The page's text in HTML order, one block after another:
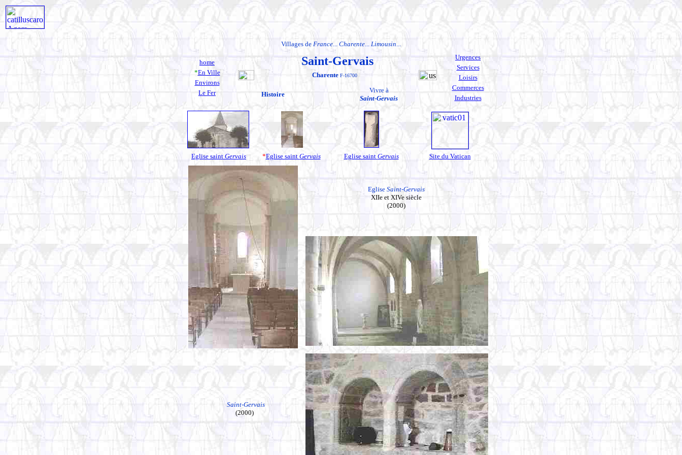
Villages de France... Charente... Limousin...
home
*En Ville
Environs
Le Fer
Saint-Gervais
Charente F-16700
Urgences
Services
Loisirs
Commerces
Industries
Histoire
Vivre à
Saint-Gervais
Eglise saint Gervais *Eglise saint Gervais Eglise saint Gervais Site du Vatican
Eglise Saint-Gervais
XIIe et XIVe siècle
(2000)
Saint-Gervais
(2000)